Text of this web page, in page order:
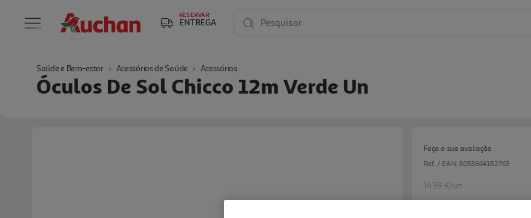
RESERVAR
ENTREGA Pesquisar
Saúde e Bem-estar Acessórios de Saúde Acessórios
Óculos De Sol Chicco 12m Verde Un
Faça a sua avaliação
Ref. / EAN: 8058664182763
14.99 €/un